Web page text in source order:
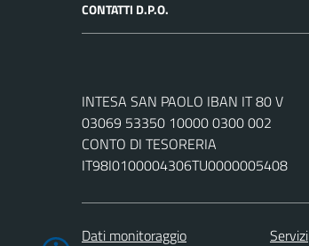
CONTATTI D.P.O.
INTESA SAN PAOLO IBAN IT 80 V
03069 53350 10000 0300 002
CONTO DI TESORERIA
IT98I0100004306TU0000005408
Dati monitoraggio Servizi